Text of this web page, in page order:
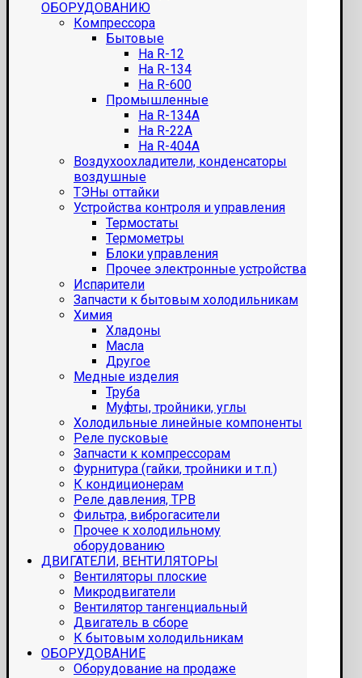
ОБОРУДОВАНИЮ
Компрессора
Бытовые
На R-12
На R-134
На R-600
Промышленные
На R-134A
На R-22A
На R-404A
Воздухоохладители, конденсаторы
воздушные
ТЭНы оттайки
Устройства контроля и управления
Термостаты
Термометры
Блоки управления
Прочее электронные устройства
Испарители
Запчасти к бытовым холодильникам
Химия
Хладоны
Масла
Другое
Медные изделия
Труба
Муфты, тройники, углы
Холодильные линейные компоненты
Реле пусковые
Запчасти к компрессорам
Фурнитура (гайки, тройники и т.п.)
К кондиционерам
Реле давления, ТРВ
Фильтра, виброгасители
Прочее к холодильному
оборудованию
ДВИГАТЕЛИ, ВЕНТИЛЯТОРЫ
Вентиляторы плоские
Микродвигатели
Вентилятор тангенциальный
Двигатель в сборе
К бытовым холодильникам
ОБОРУДОВАНИЕ
Оборудование на продаже